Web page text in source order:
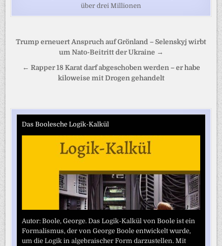
über drei Millionen
Beitragsnavigation
Trump erneuert Anspruch auf Grönland – Selenskyj wirbt
um Nato-Beitritt der Ukraine →
← Rapper 18 Karat darf abgeschoben werden – er habe
kiloweise mit Drogen gehandelt
Das Boolesche Logik-Kalkül
Autor: Boole, George. Das Logik-Kalkül von Boole ist ein
Formalismus, der von George Boole entwickelt wurde,
um die Logik in algebraischer Form darzustellen. Mit